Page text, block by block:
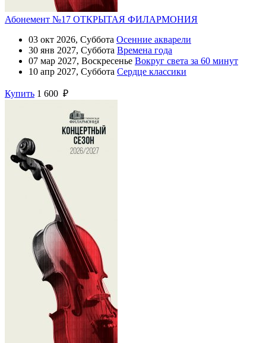
Абонемент №17 ОТКРЫТАЯ ФИЛАРМОНИЯ
03 окт 2026, Суббота Осенние акварели
30 янв 2027, Суббота Времена года
07 мар 2027, Воскресенье Вокруг света за 60 минут
10 апр 2027, Суббота Сердце классики
Купить 1 600 ₽